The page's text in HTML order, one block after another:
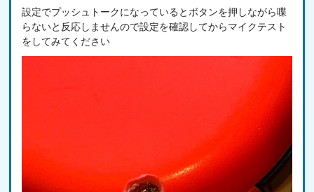
設定でプッシュトークになっているとボタンを押しながら喋
らないと反応しませんので設定を確認してからマイクテスト
をしてみてください